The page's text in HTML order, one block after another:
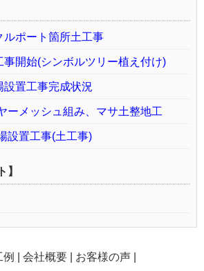
ルポート箇所土工事
事開始(シンボルツリー植え付け)
設置工事完成状況
ーメッシュ組み、マサ土整地工
設置工事(土工事)
】
例 会社概要 お客様の声